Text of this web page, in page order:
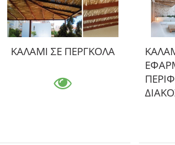
ΚΑΛΑΜΙ ΣΕ ΠΕΡΓΚΟΛΑ